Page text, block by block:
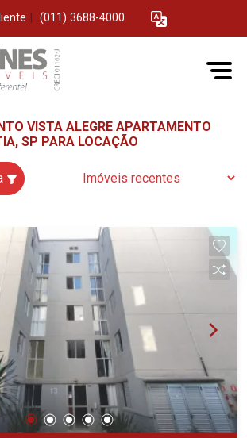
(011) 3688-4000
VISTA ALEGRE APARTAMENTO
SP PARA LOCAÇÃO